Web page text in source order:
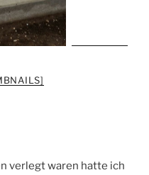
verlegt waren hatte ich